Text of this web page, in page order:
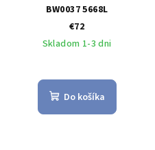
BW0037 5668L
€72
Skladom 1-3 dni
Do košíka